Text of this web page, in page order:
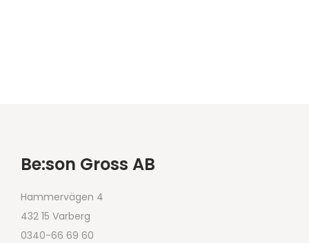
Be:son Gross AB
Hammervägen 4
432 15 Varberg
0340-66 69 60